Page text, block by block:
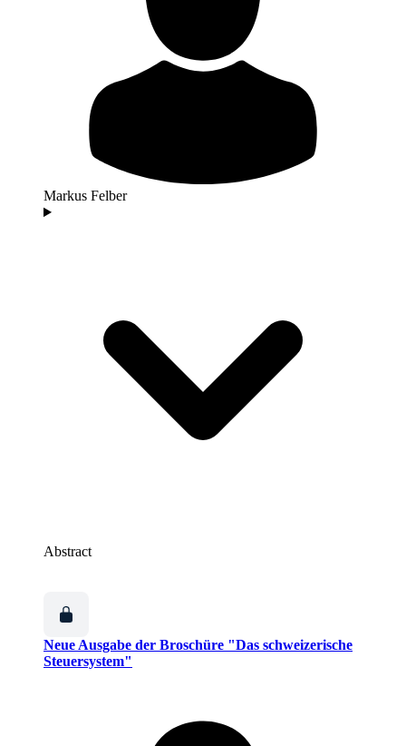
Markus Felber
Abstract
Neue Ausgabe der Broschüre "Das schweizerische
Steuersystem"